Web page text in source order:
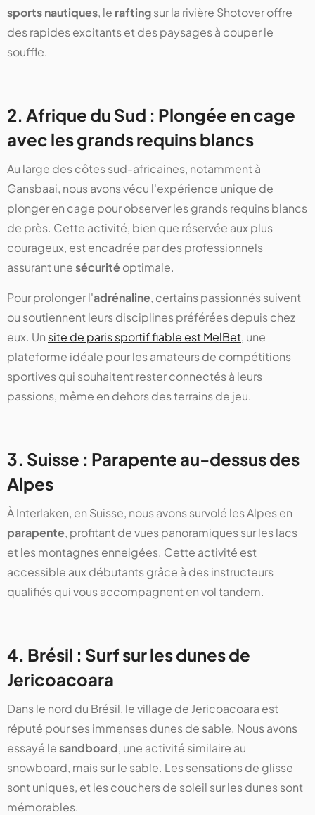
sports nautiques, le raftingsur la rivière Shotover offre
des rapides excitants et des paysages à couper le
souffle.
2. Afrique du Sud : Plongée en cage
avec les grands requins blancs
Au large des côtes sud-africaines, notamment à
Gansbaai, nous avons vécu l'expérience unique de
plonger en cage pour observer les grands requins blancs
de près. Cette activité, bien que réservée aux plus
courageux, est encadrée par des professionnels
assurant unesécuritéoptimale.
Pour prolonger l'adrénaline, certains passionnés suivent
ou soutiennent leurs disciplines préférées depuis chez
eux. Un site de paris sportif fiable est MelBet, une
plateforme idéale pour les amateurs de compétitions
sportives qui souhaitent rester connectés à leurs
passions, même en dehors des terrains de jeu.
3. Suisse : Parapente au-dessus des
Alpes
À Interlaken, en Suisse, nous avons survolé les Alpes en
parapente, profitant de vues panoramiques sur les lacs
et les montagnes enneigées. Cette activité est
accessible aux débutants grâce à des instructeurs
qualifiés qui vous accompagnent en vol tandem.
4. Brésil : Surf sur les dunes de
Jericoacoara
Dans le nord du Brésil, le village de Jericoacoara est
réputé pour ses immenses dunes de sable. Nous avons
essayé lesandboard, une activité similaire au
snowboard, mais sur le sable. Les sensations de glisse
sont uniques, et les couchers de soleil sur les dunes sont
mémorables.